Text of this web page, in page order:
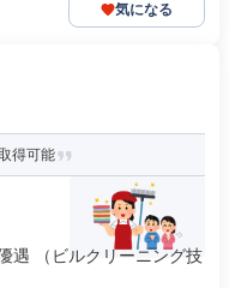
気になる
得可能
遇 （ビルクリーニング技